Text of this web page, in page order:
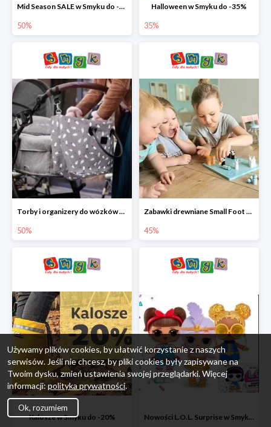
Mid Season SALE w Smyku do -50%
50%
Halloween w Smyku do -35%
35%
Torby i organizery do wózków w Smyku do -50%
50%
Zabawki drewniane Small Foot do -45%
45%
Kalosze w Smyku do -20% Nowości L.O.L. Surprise w Smyku do -45%
Używamy plików cookies, by ułatwić korzystanie z naszych
serwisów. Jeśli nie chcesz, by pliki cookies były zapisywane na
Twoim dysku, zmień ustawienia swojej przeglądarki. Więcej
informacji: polityka prywatności.
Ok, rozumiem